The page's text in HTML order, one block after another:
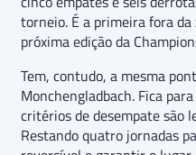
torneio. É a primeira fora
próxima edição da
Tem, contudo, a mesma
Monchengladbach. Fica
critérios de desempate são
Restando quatro jornadas